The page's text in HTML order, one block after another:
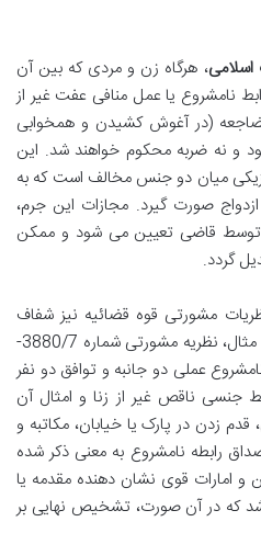
، هرگاه زن و مردی که بین آن
نامشروع یا عمل منافی عفت غیر از
(در آغوش کشیدن و همخوابی
و نه ضربه محکوم خواهند شد. این
میان دو جنس مخالف است که به
صورت گیرد. مجازات این جرم،
توسط قاضی تعیین می شود و ممکن
گردد.
مشورتی قوه قضائیه نیز شفاف
سازی هایی انجام داده است. برای مثال، نظریه مشورتی شماره 3880/7-
نامشروع عملی دو جانبه و توافق دو نفر
جنسی ناقص غیر از زنا و امثال آن
زدن در پارک یا خیابان، مکاتبه و
رابطه نامشروع به معنی ذکر شده
و امارات قوی نشان دهنده مقدمه یا
که در آن صورت، تشخیص نهایی بر